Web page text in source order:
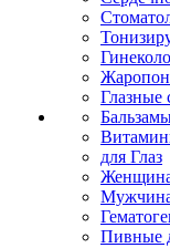
Глазные
для Глаз
Пивные